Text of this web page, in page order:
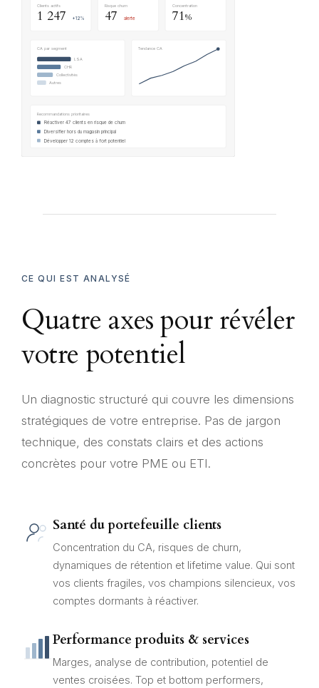
Clients actifs
1 247 +12%
Risque churn
47 alerte
Concentration
71%
CA par segment
LSA
CHR
Collectivités
Autres
Tendance CA
Recommandations prioritaires
Réactiver 47 clients en risque de churn
Diversifier hors du magasin principal
Développer 12 comptes à fort potentiel
CE QUI EST ANALYSÉ
Quatre axes pour révéler
votre potentiel
Un diagnostic structuré qui couvre les dimensions
stratégiques de votre entreprise. Pas de jargon
technique, des constats clairs et des actions
concrètes pour votre PME ou ETI.
Santé du portefeuille clients
Concentration du CA, risques de churn,
dynamiques de rétention et lifetime value. Qui sont
vos clients fragiles, vos champions silencieux, vos
comptes dormants à réactiver.
Performance produits & services
Marges, analyse de contribution, potentiel de
ventes croisées. Top et bottom performers,